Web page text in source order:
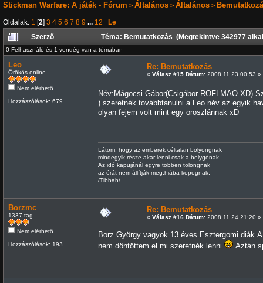
Stickman Warfare: A játék - Fórum > Általános> Általános>
Oldalak: 1 [2] 3 4 5 6 7 8 9 ... 12
Le
Szerző
Téma: Bemutatkozás (Megtekintve 342977
0 Felhasználó és 1 vendég van a témában
Leo
Örökös online
Nem elérhető
Hozzászólások: 679
Re: Bemutatkozás
« Válasz #15 Dátum:2008.11.23 00:53 »
Név:Mágocsi Gábor(Csigábor ROFLMAO XD)
) szeretnék továbbtanulni a Leo név az egyik
olyan fejem volt mint egy oroszlánnak xD
Látom, hogy az emberek céltalan bolyongnak
mindegyik része akar lenni csak a bolygónak
Az idő kapujánál egyre többen tolongnak
az órát nem állítják meg,hiába kopognak.
/Tibbah/
Borzmc
1337 tag
Nem elérhető
Hozzászólások: 193
Re: Bemutatkozás
« Válasz #16 Dátum:2008.11.24 21:20 »
Borz György vagyok 13 éves Esztergomi
nem döntöttem el mi szeretnék lenni
.Aztán